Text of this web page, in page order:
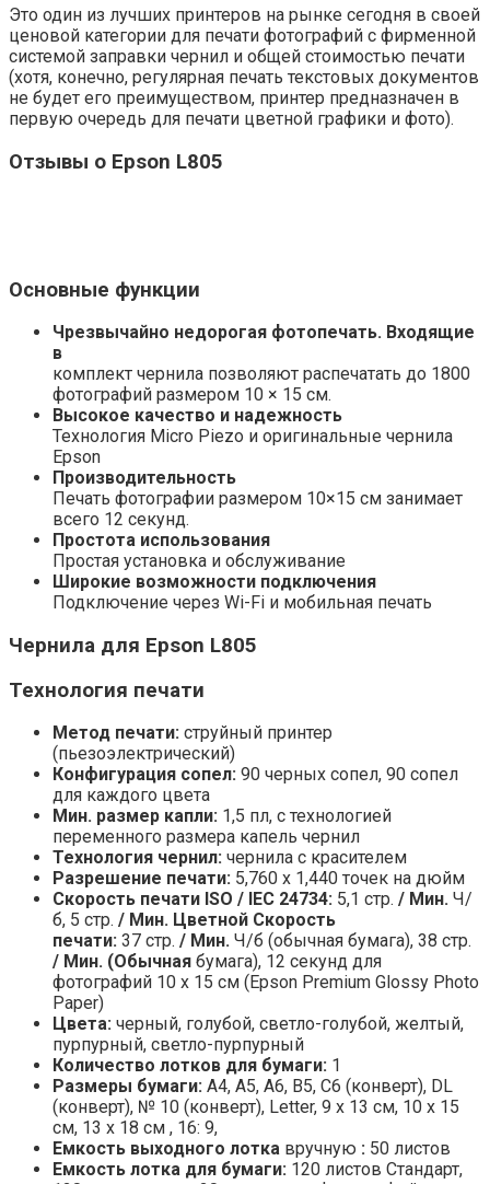
Это один из лучших принтеров на рынке сегодня в своей
ценовой категории для печати фотографий с фирменной
системой заправки чернил и общей стоимостью печати
(хотя, конечно, регулярная печать текстовых документов
не будет его преимуществом, принтер предназначен в
первую очередь для печати цветной графики и фото).
Отзывы о Epson L805
Основные функции
Чрезвычайно недорогая фотопечать. Входящие
в
комплект чернила позволяют распечатать до 1800
фотографий размером 10 × 15 см.
Высокое качество и надежность
Технология Micro Piezo и оригинальные чернила
Epson
Производительность
Печать фотографии размером 10×15 см занимает
всего 12 секунд.
Простота использования
Простая установка и обслуживание
Широкие возможности подключения
Подключение через Wi-Fi и мобильная печать
Чернила для Epson L805
Технология печати
Метод печати: струйный принтер
(пьезоэлектрический)
Конфигурация сопел: 90 черных сопел, 90 сопел
для каждого цвета
Мин. размер капли: 1,5 пл, с технологией
переменного размера капель чернил
Технология чернил: чернила с красителем
Разрешение печати: 5,760 x 1,440 точек на дюйм
Скорость печати ISO / IEC 24734: 5,1 стр. / Мин. Ч/
б, 5 стр. / Мин. Цветной Скорость
печати: 37 стр. / Мин. Ч/б (обычная бумага), 38 стр.
/ Мин. (Обычная бумага), 12 секунд для
фотографий 10 x 15 см (Epson Premium Glossy Photo
Paper)
Цвета: черный, голубой, светло-голубой, желтый,
пурпурный, светло-пурпурный
Количество лотков для бумаги: 1
Размеры бумаги: A4, A5, A6, B5, C6 (конверт), DL
(конверт), № 10 (конверт), Letter, 9 x 13 см, 10 x 15
см, 13 x 18 см , 16: 9,
Емкость выходного лотка вручную : 50 листов
Емкость лотка для бумаги: 120 листов Стандарт,